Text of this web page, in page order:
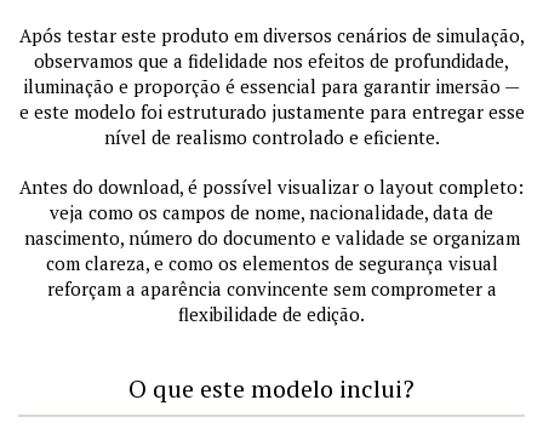
Após testar este produto em diversos cenários de simulação,
observamos que a fidelidade nos efeitos de profundidade,
iluminação e proporção é essencial para garantir imersão —
e este modelo foi estruturado justamente para entregar esse
nível de realismo controlado e eficiente.
Antes do download, é possível visualizar o layout completo:
veja como os campos de nome, nacionalidade, data de
nascimento, número do documento e validade se organizam
com clareza, e como os elementos de segurança visual
reforçam a aparência convincente sem comprometer a
flexibilidade de edição.
O que este modelo inclui?